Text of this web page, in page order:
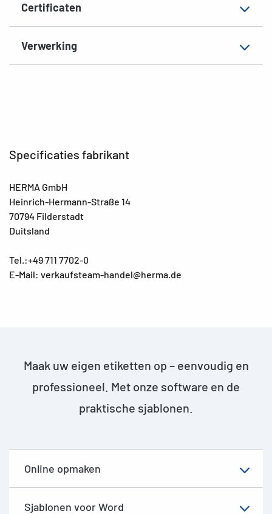
Certificaten
Verwerking
Specificaties fabrikant
HERMA GmbH
Heinrich-Hermann-Straße 14
70794 Filderstadt
Duitsland
Tel.:+49 711 7702-0
E-Mail: verkaufsteam-handel@herma.de
Maak uw eigen etiketten op – eenvoudig en
professioneel. Met onze software en de
praktische sjablonen.
Online opmaken
Sjablonen voor Word